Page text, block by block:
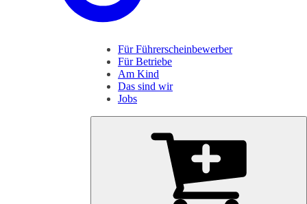
Für Führerscheinbewerber
Für Betriebe
Am Kind
Das sind wir
Jobs